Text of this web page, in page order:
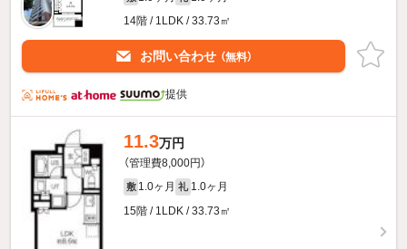
14階 / 1LDK / 33.73㎡
お問い合わせ （無料）
提供
11.3万円
（管理費8,000円）
敷 1.0ヶ月 礼 1.0ヶ月
15階 / 1LDK / 33.73㎡